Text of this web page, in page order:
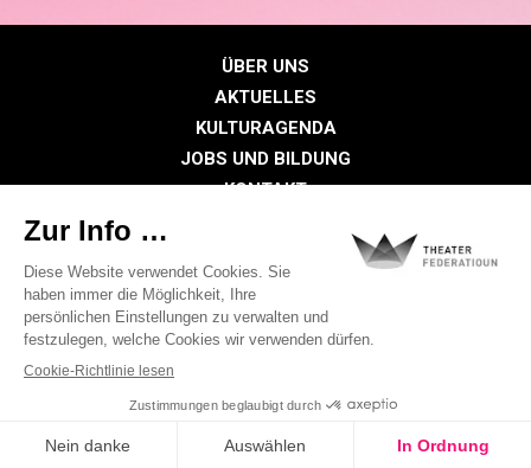
ÜBER UNS
AKTUELLES
KULTURAGENDA
JOBS UND BILDUNG
KONTAKT
MITGLIEDERBEREICH
Datenschutzrichtlinie
Cookie-Richtlinien
Visual identity by
Digitalised by